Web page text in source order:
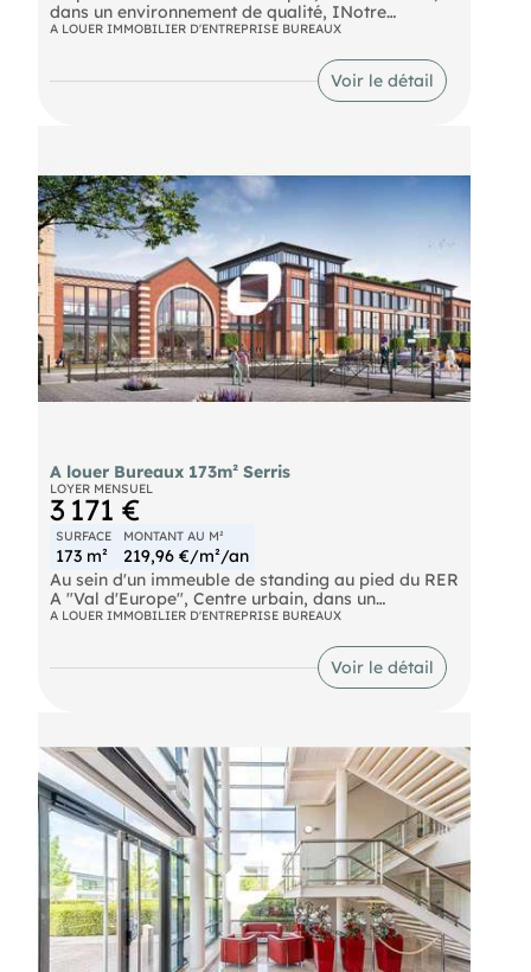
dans un environnement de qualité, INotre
équipevous propose un immeuble de standing
Autoroute A4 RER Val d'Europe (A) RER Marne la
Vallée - Chessy (A) SNCF Marne la Vallée - Chessy
A LOUER IMMOBILIER D'ENTREPRISE BUREAUX
Voir le détail
A louer Bureaux 173m² Serris
LOYER MENSUEL
3 171 €
SURFACE
173 m²
MONTANT AU M²
219,96 €/m²/an
Au sein d'un immeuble de standing au pied du RER
A "Val d'Europe", Centre urbain, dans un
environnement de qualité, INotre équipevous
d'environ 173 m² non divisibles avec terrasse de
200 m².
Autoroute A4 RER Val d'Europe (A) RER Marne la
Vallée - Chessy Bus
A LOUER IMMOBILIER D'ENTREPRISE BUREAUX
Voir le détail